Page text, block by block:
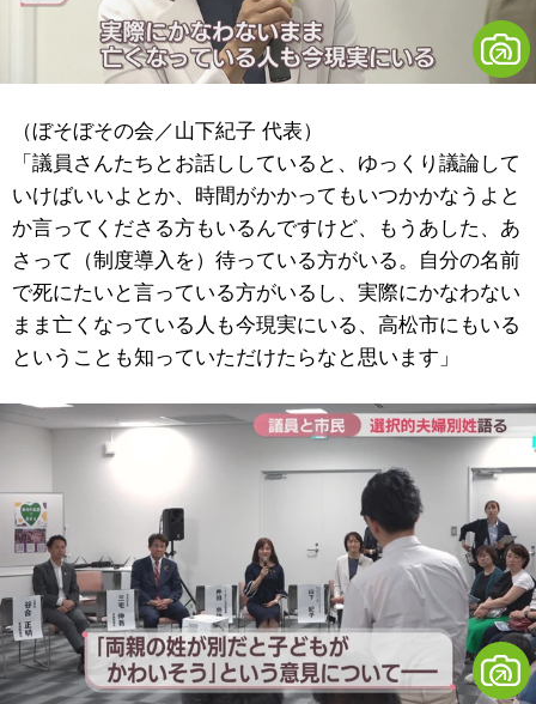
（ぼそぼその会／山下紀子 代表）
「議員さんたちとお話ししていると、ゆっくり議論して
いけばいいよとか、時間がかかってもいつかかなうよと
か言ってくださる方もいるんですけど、もうあした、あ
さって（制度導入を）待っている方がいる。自分の名前
で死にたいと言っている方がいるし、実際にかなわない
まま亡くなっている人も今現実にいる、高松市にもいる
ということも知っていただけたらなと思います」